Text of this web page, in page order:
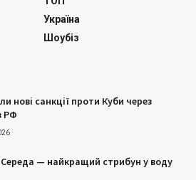
Україна
Шоубіз
нові санкції проти Куби через
РФ
Середа — найкращий стрибун у воду